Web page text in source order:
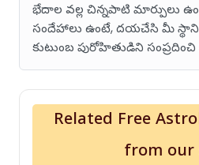
భేదాల వల్ల చిన్నపాటి మార్పులు
సందేహాలు ఉంటే, దయచేసి మీ
కుటుంబ పురోహితుడిని సంప్రదించి
Related Free
from our